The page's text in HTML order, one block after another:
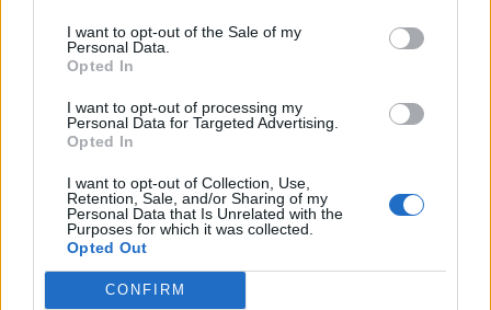
I want to opt-out of the Sale of my
Personal Data.
Opted In
I want to opt-out of processing my
Personal Data for Targeted Advertising.
Opted In
I want to opt-out of Collection, Use,
Retention, Sale, and/or Sharing of my
Personal Data that Is Unrelated with the
Purposes for which it was collected.
Opted Out
CONFIRM